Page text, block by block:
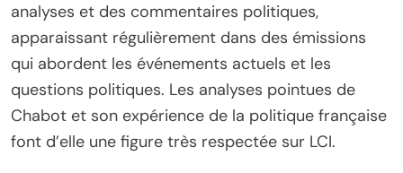
analyses et des commentaires politiques,
apparaissant régulièrement dans des émissions
qui abordent les événements actuels et les
questions politiques. Les analyses pointues de
Chabot et son expérience de la politique française
font d’elle une figure très respectée sur LCI.